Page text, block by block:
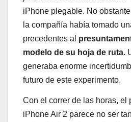
iPhone plegable. No
la compañía había tomado
precedentes al
modelo de su hoja de ruta.
generaba enorme
futuro de este experimento.
Con el correr de las horas, el
iPhone Air 2 parece no ser